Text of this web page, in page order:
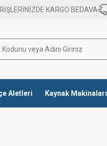
KARGO BEDAVA
Aletleri Kaynak Makinaları